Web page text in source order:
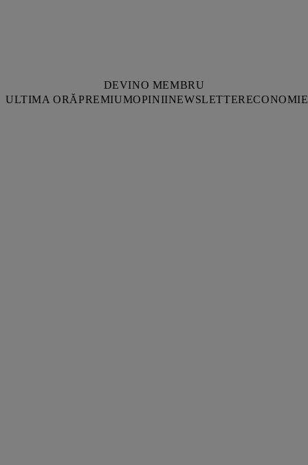
DEVINO MEMBRU
ULTIMA ORĂPREMIUMOPINIINEWSLETTERECONOMIE